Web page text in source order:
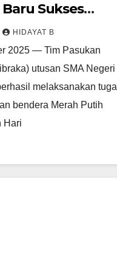
Sukses
pada Upacara
HIDAYAT B
2025 — Tim Pasukan
utusan SMA Negeri
melaksanakan
bendera Merah Putih
Hari